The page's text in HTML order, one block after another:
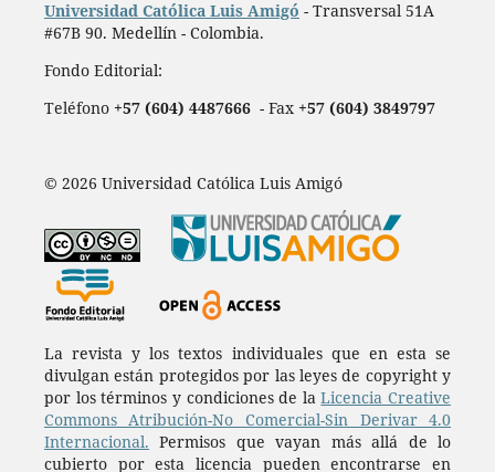
Universidad Católica Luis Amigó - Transversal 51A
#67B 90. Medellín - Colombia.
Fondo Editorial:
Teléfono +57 (604) 4487666- Fax +57 (604) 3849797
© 2026 Universidad Católica Luis Amigó
La revista y los textos individuales que en esta se
divulgan están protegidos por las leyes de copyright y
por los términos y condiciones de laLicencia Creative
Commons Atribución-No Comercial-Sin Derivar 4.0
Internacional. Permisos que vayan más allá de lo
cubierto por esta licencia pueden encontrarse en